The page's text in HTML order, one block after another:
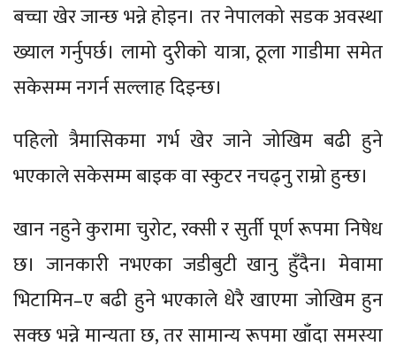
बच्चा खेर जान्छ भन्ने होइन। तर नेपालको सडक अवस्था
ख्याल गर्नुपर्छ। लामो दुरीको यात्रा, ठूला गाडीमा समेत
सकेसम्म नगर्न सल्लाह दिइन्छ।
पहिलो त्रैमासिकमा गर्भ खेर जाने जोखिम बढी हुने
भएकाले सकेसम्म बाइक वा स्कुटर नचढ्नु राम्रो हुन्छ।
खान नहुने कुरामा चुरोट, रक्सी र सुर्ती पूर्ण रूपमा निषेध
छ। जानकारी नभएका जडीबुटी खानु हुँदैन। मेवामा
भिटामिन–ए बढी हुने भएकाले धेरै खाएमा जोखिम हुन
सक्छ भन्ने मान्यता छ, तर सामान्य रूपमा खाँदा समस्या